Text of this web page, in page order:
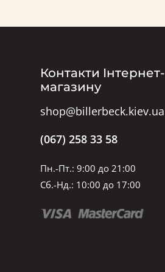
Контакти Інтернет-
магазину
shop@billerbeck.kiev.ua
(067) 258 33 58
Пн.-Пт.: 9:00 до 21:00
Сб.-Нд.: 10:00 до 17:00